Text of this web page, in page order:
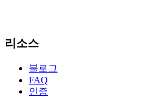
리소스
블로그
FAQ
인증